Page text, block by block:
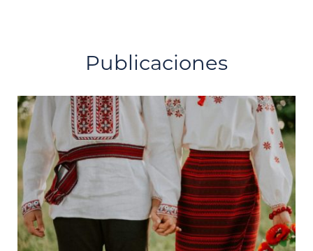
Publicaciones